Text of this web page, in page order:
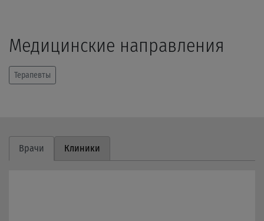
Медицинские направления
Терапевты
Врачи Клиники